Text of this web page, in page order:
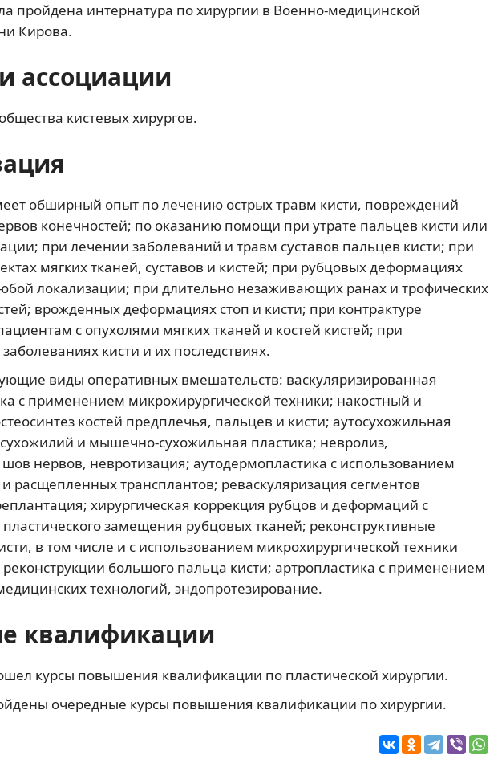
пройдена интернатура по хирургии в Военно-медицинской
Кирова.
ассоциации
кистевых хирургов.
обширный опыт по лечению острых травм кисти, повреждений
конечностей; по оказанию помощи при утрате пальцев кисти или
при лечении заболеваний и травм суставов пальцев кисти; при
мягких тканей, суставов и кистей; при рубцовых деформациях
локализации; при длительно незаживающих ранах и трофических
врожденных деформациях стоп и кисти; при контрактуре
с опухолями мягких тканей и костей кистей; при
кисти и их последствиях.
виды оперативных вмешательств: васкуляризированная
с применением микрохирургической техники; накостный и
костей предплечья, пальцев и кисти; аутосухожильная
и мышечно-сухожильная пластика; невролиз,
нервов, невротизация; аутодермопластика с использованием
расщепленных трансплантов; реваскуляризация сегментов
хирургическая коррекция рубцов и деформаций с
замещения рубцовых тканей; реконструктивные
в том числе и с использованием микрохирургической техники
большого пальца кисти; артропластика с применением
технологий, эндопротезирование.
квалификации
курсы повышения квалификации по пластической хирургии.
очередные курсы повышения квалификации по хирургии.